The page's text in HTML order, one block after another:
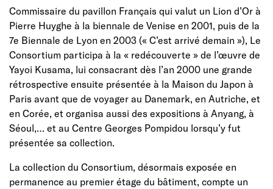
Commissaire du pavillon Français qui valut un Lion d’Or à
Pierre Huyghe à la biennale de Venise en 2001, puis de la
7e Biennale de Lyon en 2003 (« C’est arrivé demain »), Le
Consortium participa à la « redécouverte » de l’œuvre de
Yayoi Kusama, lui consacrant dès l’an 2000 une grande
rétrospective ensuite présentée à la Maison du Japon à
Paris avant que de voyager au Danemark, en Autriche, et
en Corée, et organisa aussi des expositions à Anyang, à
Séoul,… et au Centre Georges Pompidou lorsqu’y fut
présentée sa collection.
La collection du Consortium, désormais exposée en
permanence au premier étage du bâtiment, compte un